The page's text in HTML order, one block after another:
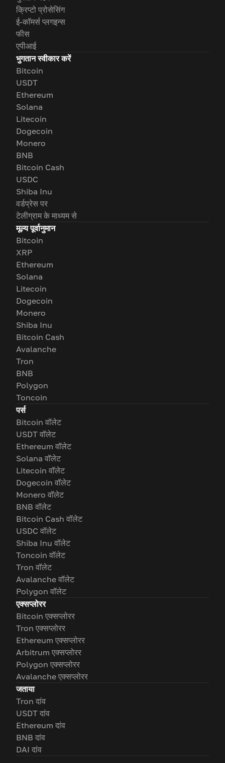
क्रिप्टो प्रोसेसिंग
ई-कॉमर्स प्लगइन्स
फीस
एपीआई
भुगतान स्वीकार करें
Bitcoin
USDT
Ethereum
Solana
Litecoin
Dogecoin
Monero
BNB
Bitcoin Cash
USDC
Shiba Inu
वर्डप्रेस पर
टेलीग्राम के माध्यम से
मूल्य पूर्वानुमान
Bitcoin
XRP
Ethereum
Solana
Litecoin
Dogecoin
Monero
Shiba Inu
Bitcoin Cash
Avalanche
Tron
BNB
Polygon
Toncoin
पर्स
Bitcoin वॉलेट
USDT वॉलेट
Ethereum वॉलेट
Solana वॉलेट
Litecoin वॉलेट
Dogecoin वॉलेट
Monero वॉलेट
BNB वॉलेट
Bitcoin Cash वॉलेट
USDC वॉलेट
Shiba Inu वॉलेट
Toncoin वॉलेट
Tron वॉलेट
Avalanche वॉलेट
Polygon वॉलेट
एक्सप्लोरर
Bitcoin एक्सप्लोरर
Tron एक्सप्लोरर
Ethereum एक्सप्लोरर
Arbitrum एक्सप्लोरर
Polygon एक्सप्लोरर
Avalanche एक्सप्लोरर
जताया
Tron दांव
USDT दांव
Ethereum दांव
BNB दांव
DAI दांव